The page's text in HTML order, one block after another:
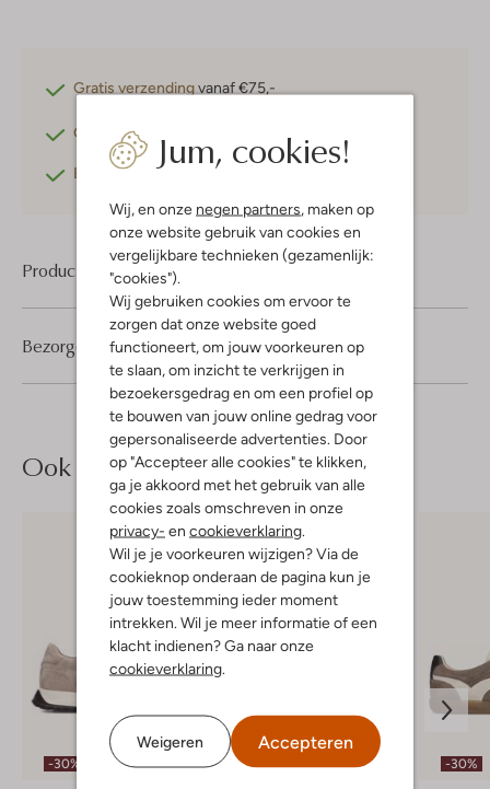
Jum, cookies!
Wij, en onze negen partners, maken op
onze website gebruik van cookies en
vergelijkbare technieken (gezamenlijk:
"cookies").
Wij gebruiken cookies om ervoor te
zorgen dat onze website goed
functioneert, om jouw voorkeuren op
te slaan, om inzicht te verkrijgen in
bezoekersgedrag en om een profiel op
te bouwen van jouw online gedrag voor
gepersonaliseerde advertenties. Door
op "Accepteer alle cookies" te klikken,
ga je akkoord met het gebruik van alle
cookies zoals omschreven in onze
privacy- en cookieverklaring.
Wil je je voorkeuren wijzigen? Via de
cookieknop onderaan de pagina kun je
jouw toestemming ieder moment
intrekken. Wil je meer informatie of een
klacht indienen? Ga naar onze
cookieverklaring.
Weigeren Accepteren
Gratis verzendingvanaf €75,-
Gratis retourneren
Betaal achteraf met Klarna
Product informatie
Bezorgen & retourneren
Ook iets voor jou?
-30% -40% -30%